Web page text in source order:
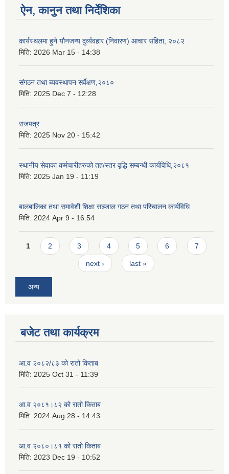
ऐन, कानुन तथा निर्देशिका
कार्यस्थलमा हुने यौनजन्य दुर्व्यवहार (निवारण) आचार संहिता, २०८२
मिति: 2026 Mar 15 - 14:38
संगठन तथा ब्यवस्थापन सर्वेक्षण,२०८०
मिति: 2025 Dec 7 - 12:28
राजपत्र
मिति: 2025 Nov 20 - 15:42
स्थानीय सेवाका कर्मचारीहरुको तह/स्तर वृद्धि सम्बन्धी कार्यविधि,२०८१
मिति: 2025 Jan 19 - 11:19
बालबालिका तथा समावेशी शिक्षा सञ्जाल गठन तथा परिचालन कार्यविधि
मिति: 2024 Apr 9 - 16:54
Pages
1 2 3 4 5 6 7
next › last »
अन्य
बजेट तथा कार्यक्रम
आ.व २०८२/८३ को रातो किताब
मिति: 2025 Oct 31 - 11:39
आ.व २०८१।८२ को रातो किताब
मिति: 2024 Aug 28 - 14:43
आ.व २०८०।८१ को रातो किताब
मिति: 2023 Dec 19 - 10:52